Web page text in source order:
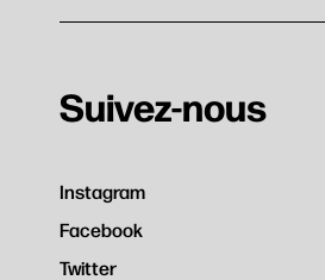
Suivez-nous
Instagram
Facebook
Twitter